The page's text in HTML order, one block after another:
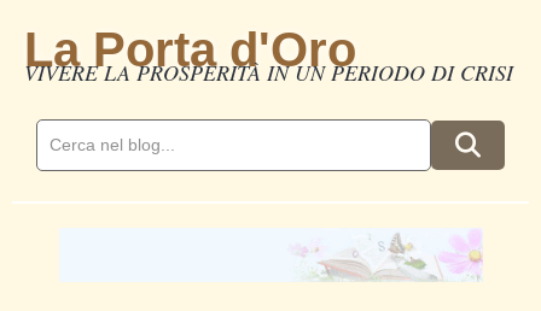
La Porta d'Oro
VIVERE LA PROSPERITÀ IN UN PERIODO DI CRISI